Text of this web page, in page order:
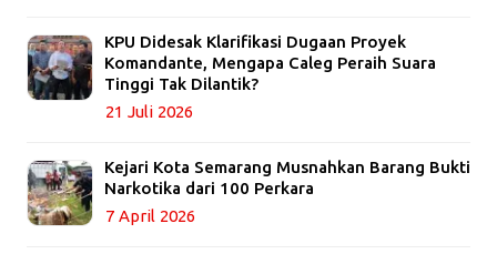
KPU Didesak Klarifikasi Dugaan Proyek
Komandante, Mengapa Caleg Peraih Suara
Tinggi Tak Dilantik?
21 Juli 2026
Kejari Kota Semarang Musnahkan Barang Bukti
Narkotika dari 100 Perkara
7 April 2026